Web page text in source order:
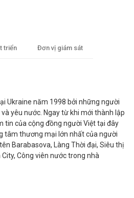
triển Đơn vị giám sát
Ukraine năm 1998 bởi những người
yêu nước. Ngay từ khi mới thành lập
tin của cộng đồng người Việt tại đây
tâm thương mại lớn nhất của người
Barabasova, Làng Thời đại, Siêu thị
Công viên nước trong nhà